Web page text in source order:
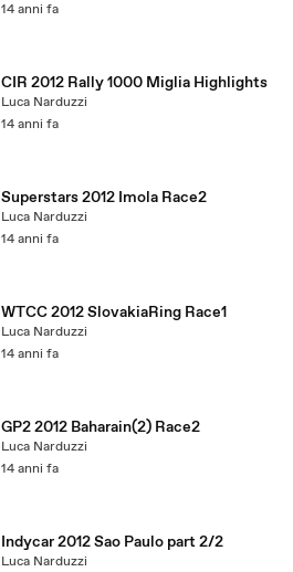
14 anni fa
CIR 2012 Rally 1000 Miglia Highlights
Luca Narduzzi
14 anni fa
Superstars 2012 Imola Race2
Luca Narduzzi
14 anni fa
WTCC 2012 SlovakiaRing Race1
Luca Narduzzi
14 anni fa
GP2 2012 Baharain(2) Race2
Luca Narduzzi
14 anni fa
Indycar 2012 Sao Paulo part 2/2
Luca Narduzzi